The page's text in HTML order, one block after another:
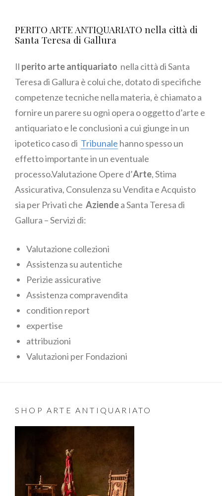
PERITO ARTE ANTIQUARIATO nella città di
Santa Teresa di Gallura
Il perito arte antiquariato nella città di Santa
Teresa di Gallura è colui che, dotato di specifiche
competenze tecniche nella materia, è chiamato a
fornire un parere su ogni opera o oggetto d’arte e
antiquariato e le conclusioni a cui giunge in un
ipotetico caso di Tribunale hanno spesso un
effetto importante in un eventuale
processo.Valutazione Opere d’Arte, Stima
Assicurativa, Consulenza su Vendita e Acquisto
sia per Privati che Aziendea Santa Teresa di
Gallura – Servizi di:
Valutazione collezioni
Assistenza su autentiche
Perizie assicurative
Assistenza compravendita
condition report
expertise
attribuzioni
Valutazioni per Fondazioni
SHOP ARTE ANTIQUARIATO